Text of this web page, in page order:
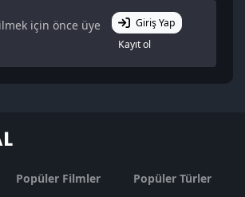
için önce üye
Giriş Yap
Kayıt ol
Popüler Filmler
Popüler Türler